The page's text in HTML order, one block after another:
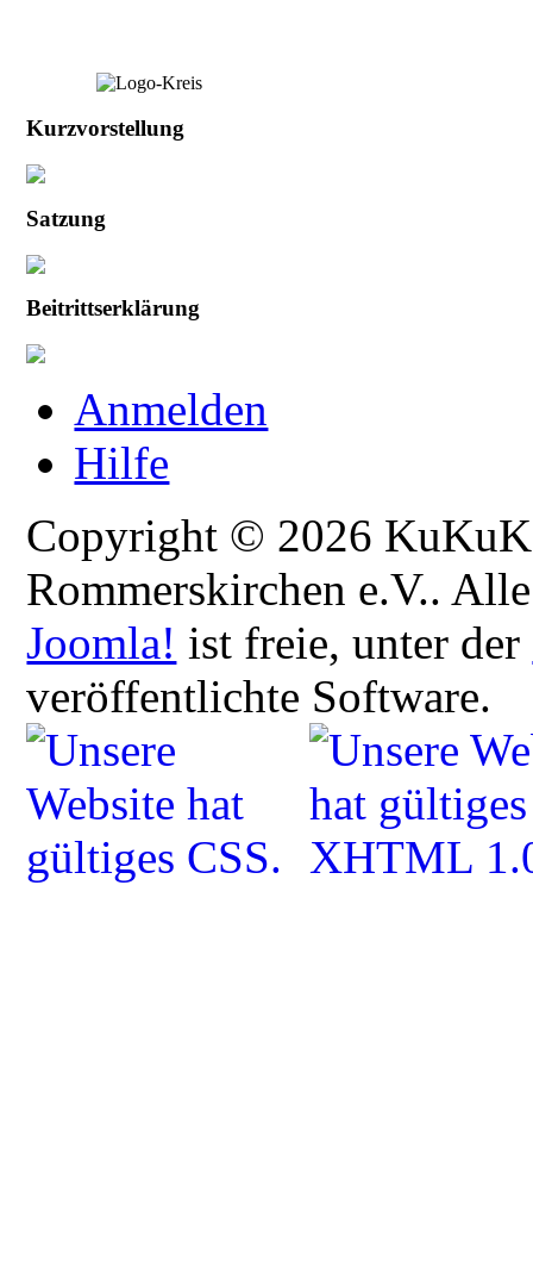
Kurzvorstellung
Satzung
Beitrittserklärung
Anmelden
Hilfe
Copyright © 2026
Rommerskirchen e.V..
Joomla! ist freie, unter der
veröffentlichte Software.